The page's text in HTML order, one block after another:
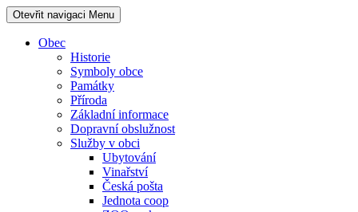
Otevřit navigaci Menu
Obec
Historie
Symboly obce
Památky
Příroda
Základní informace
Dopravní obslužnost
Služby v obci
Ubytování
Vinařství
Česká pošta
Jednota coop